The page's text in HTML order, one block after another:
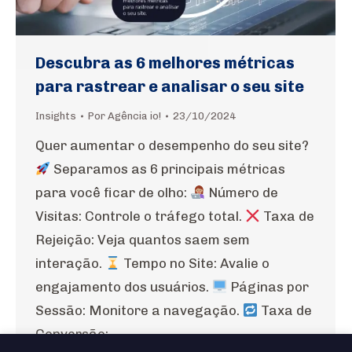
Descubra as 6 melhores métricas
para rastrear e analisar o seu site
Insights Por Agência io! 23/10/2024
Quer aumentar o desempenho do seu site?
Separamos as 6 principais métricas
para você ficar de olho:
Número de
Visitas: Controle o tráfego total.
Taxa de
Rejeição: Veja quantos saem sem
interação.
Tempo no Site: Avalie o
engajamento dos usuários.
Páginas por
Sessão: Monitore a navegação.
Taxa de
Conversão:…